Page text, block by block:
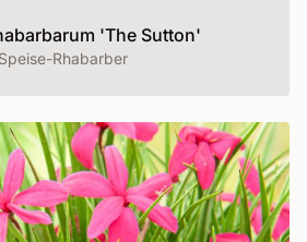
'The Sutton'
Speise-Rhabarber